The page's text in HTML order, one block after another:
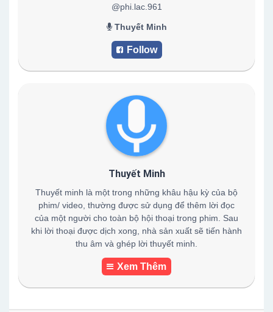
@phi.lac.961
Thuyết Minh
Follow
Thuyết Minh
Thuyết minh là một trong những khâu hậu kỳ của bộ
phim/ video, thường được sử dụng để thêm lời đọc
của một người cho toàn bộ hội thoại trong phim. Sau
khi lời thoại được dịch xong, nhà sản xuất sẽ tiến hành
thu âm và ghép lời thuyết minh.
Xem Thêm